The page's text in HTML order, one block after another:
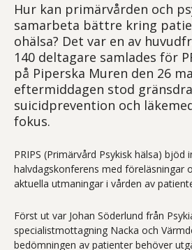
Hur kan primärvården och
samarbeta bättre kring
ohälsa? Det var en av
140 deltagare samlades för
på Piperska Muren den 26
eftermiddagen stod
suicidprevention och
fokus.
PRIPS (Primärvård Psykisk hälsa) bjöd
halvdagskonferens med föreläsningar
aktuella utmaningar i vården av
Först ut var Johan Söderlund från
specialistmottagning Nacka och
bedömningen av patienter behöver